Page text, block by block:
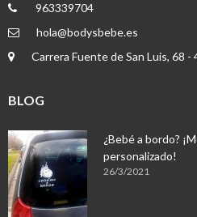
963339704
hola@bodysbebe.es
Carrera Fuente de San Luis, 68 -
BLOG
¿Bebé a bordo?
personalizado!
26/3/2021